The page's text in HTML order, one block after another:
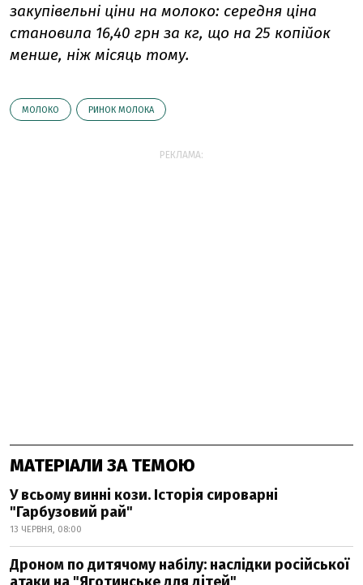
закупівельні ціни на молоко: середня ціна
становила 16,40 грн за кг, що на 25 копійок
менше, ніж місяць тому.
МОЛОКО РИНОК МОЛОКА
РЕКЛАМА:
МАТЕРІАЛИ ЗА ТЕМОЮ
У всьому винні кози. Історія сироварні
"Гарбузовий рай"
13 ЧЕРВНЯ, 08:00
Дроном по дитячому набілу: наслідки російської